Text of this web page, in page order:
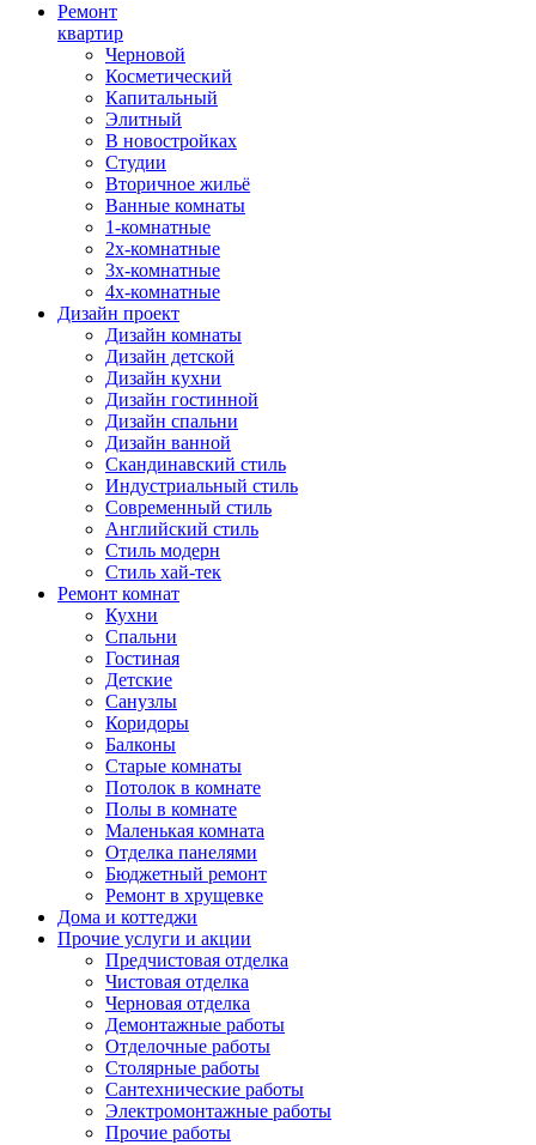
Ремонт
квартир
Черновой
Косметический
Капитальный
Элитный
В новостройках
Студии
Вторичное жильё
Ванные комнаты
1-комнатные
2х-комнатные
3х-комнатные
4х-комнатные
Дизайн проект
Дизайн комнаты
Дизайн детской
Дизайн кухни
Дизайн гостинной
Дизайн спальни
Дизайн ванной
Скандинавский стиль
Индустриальный стиль
Современный стиль
Английский стиль
Стиль модерн
Стиль хай-тек
Ремонт комнат
Кухни
Спальни
Гостиная
Детские
Санузлы
Коридоры
Балконы
Старые комнаты
Потолок в комнате
Полы в комнате
Маленькая комната
Отделка панелями
Бюджетный ремонт
Ремонт в хрущевке
Дома и коттеджи
Прочие услуги и акции
Предчистовая отделка
Чистовая отделка
Черновая отделка
Демонтажные работы
Отделочные работы
Столярные работы
Сантехнические работы
Электромонтажные работы
Прочие работы